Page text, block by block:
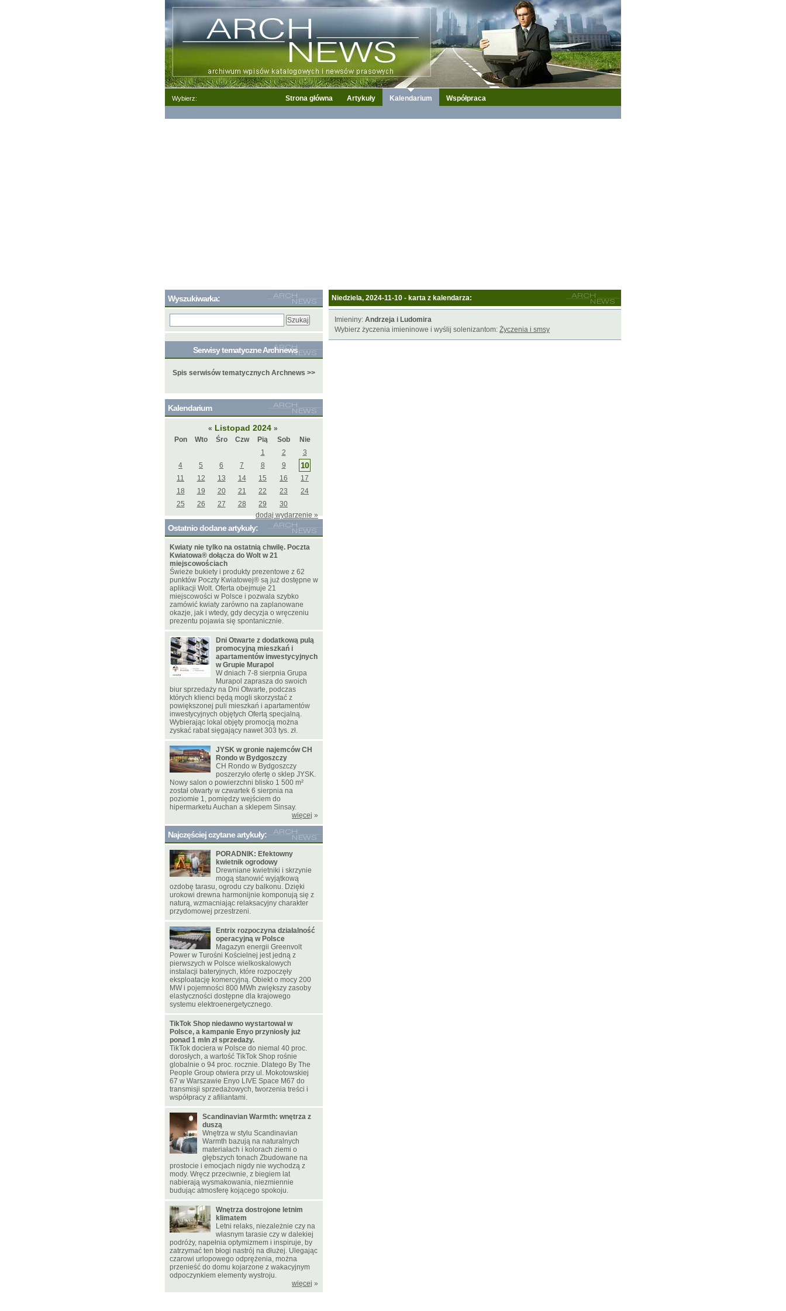
Wybierz: Strona główna Artykuły Kalendarium Współpraca
Niedziela, 2024-11-10 - karta z kalendarza:
Imieniny: Andrzeja i Ludomira
Wybierz życzenia imieninowe i wyślij solenizantom: Życzenia i smsy
Wyszukiwarka:
Serwisy tematyczne Archnews
Spis serwisów tematycznych Archnews >>
Kalendarium
« Listopad 2024 »
Pon
Wto Śro Czw Pią Sob
Nie
1
2
3
4
5 6 7 8 9 10
11 12 13 14 15 16
17
18
19 20 21 22 23
24
25
26 27 28 29
30
dodaj wydarzenie »
Ostatnio dodane artykuły:
Kwiaty nie tylko na ostatnią chwilę. Poczta
Kwiatowa® dołącza do Wolt w 21
miejscowościach
Świeże bukiety i produkty prezentowe z 62
punktów Poczty Kwiatowej® są już dostępne w
aplikacji Wolt. Oferta obejmuje 21
miejscowości w Polsce i pozwala szybko
zamówić kwiaty zarówno na zaplanowane
okazje, jak i wtedy, gdy decyzja o wręczeniu
prezentu pojawia się spontanicznie.
Dni Otwarte z dodatkową pulą
promocyjną mieszkań i
apartamentów inwestycyjnych
w Grupie Murapol
W dniach 7-8 sierpnia Grupa
Murapol zaprasza do swoich
biur sprzedaży na Dni Otwarte, podczas
których klienci będą mogli skorzystać z
powiększonej puli mieszkań i apartamentów
inwestycyjnych objętych Ofertą specjalną.
Wybierając lokal objęty promocją można
zyskać rabat sięgający nawet 303 tys. zł.
JYSK w gronie najemców CH
Rondo w Bydgoszczy
CH Rondo w Bydgoszczy
poszerzyło ofertę o sklep JYSK.
Nowy salon o powierzchni blisko 1 500 m²
został otwarty w czwartek 6 sierpnia na
poziomie 1, pomiędzy wejściem do
hipermarketu Auchan a sklepem Sinsay.
więcej »
Najczęściej czytane artykuły:
PORADNIK: Efektowny
kwietnik ogrodowy
Drewniane kwietniki i skrzynie
mogą stanowić wyjątkową
ozdobę tarasu, ogrodu czy balkonu. Dzięki
urokowi drewna harmonijnie komponują się z
naturą, wzmacniając relaksacyjny charakter
przydomowej przestrzeni.
Entrix rozpoczyna działalność
operacyjną w Polsce
Magazyn energii Greenvolt
Power w Turośni Kościelnej jest jedną z
pierwszych w Polsce wielkoskalowych
instalacji bateryjnych, które rozpoczęły
eksploatację komercyjną. Obiekt o mocy 200
MW i pojemności 800 MWh zwiększy zasoby
elastyczności dostępne dla krajowego
systemu elektroenergetycznego.
TikTok Shop niedawno wystartował w
Polsce, a kampanie Enyo przyniosły już
ponad 1 mln zł sprzedaży.
TikTok dociera w Polsce do niemal 40 proc.
dorosłych, a wartość TikTok Shop rośnie
globalnie o 94 proc. rocznie. Dlatego By The
People Group otwiera przy ul. Mokotowskiej
67 w Warszawie Enyo LIVE Space M67 do
transmisji sprzedażowych, tworzenia treści i
współpracy z afiliantami.
Scandinavian Warmth: wnętrza z
duszą
Wnętrza w stylu Scandinavian
Warmth bazują na naturalnych
materiałach i kolorach ziemi o
głębszych tonach Zbudowane na
prostocie i emocjach nigdy nie wychodzą z
mody. Wręcz przeciwnie, z biegiem lat
nabierają wysmakowania, niezmiennie
budując atmosferę kojącego spokoju.
Wnętrza dostrojone letnim
klimatem
Letni relaks, niezależnie czy na
własnym tarasie czy w dalekiej
podróży, napełnia optymizmem i inspiruje, by
zatrzymać ten błogi nastrój na dłużej. Ulegając
czarowi urlopowego odprężenia, można
przenieść do domu kojarzone z wakacyjnym
odpoczynkiem elementy wystroju.
więcej »